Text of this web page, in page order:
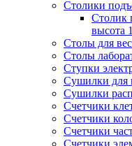
Столики
Столик
высота
Столы для
Столы
Ступки
Сушилки для
Сушилки
Счетчики
Счетчики
Счетчики
Счетчики